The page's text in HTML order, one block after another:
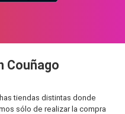
Couñago
tiendas distintas donde
sólo de realizar la compra